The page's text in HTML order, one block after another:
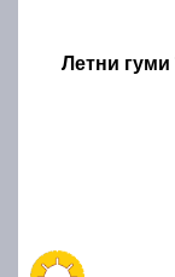
Летни